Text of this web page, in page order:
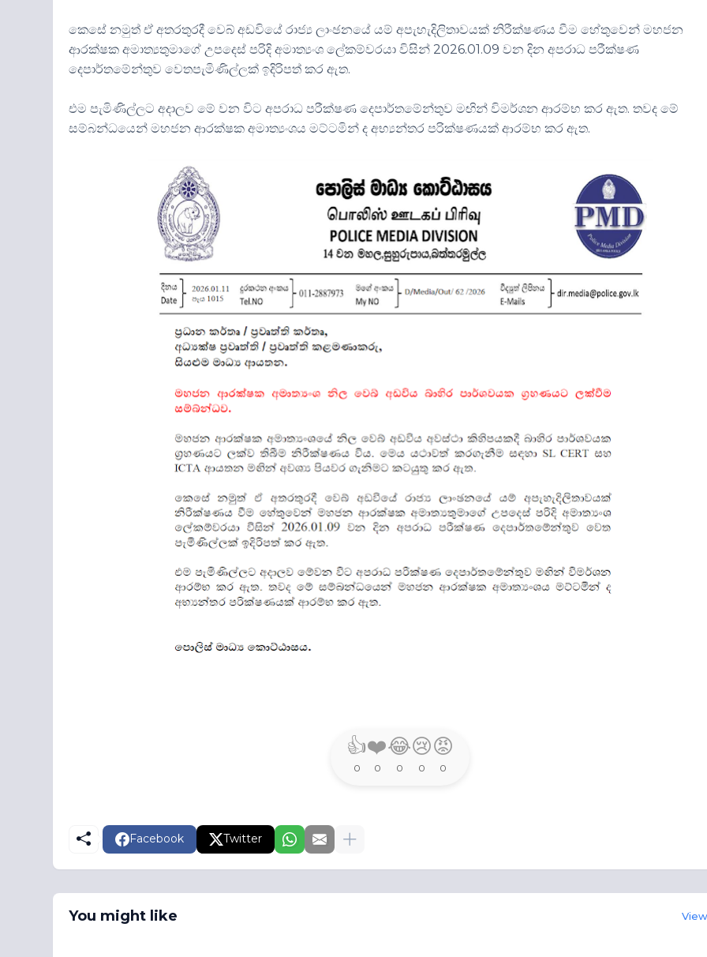
කෙසේ නමුත් ඒඅතරතුරදී වෙබ් අඩවියේ රාජ්‍ය ලාංඡනයේ යම්අපැහැදිලිතාවයක් නිරීක්ෂණය වීම හේතුවෙන් මහජන
ආරක්ෂකඅමාත්‍යතුමාගේ උපදෙස් පරිදි අමාත්‍යංශ ලේකම්වරයා විසින් 2026.01.09 වන දින අපරාධ පරීක්ෂණ
දෙපාර්‌තමේන්තුව වෙතපැමිණිල්ලක් ඉදිරිපත් කර ඇත.
එම පැමිණිල්ලටඅදාලව මේ වන විට අපරාධ පරීක්ෂණ දෙපාර්තමේන්තුව මඟින් විමර්ශන ආරම්භ කර ඇත. තවද මේ
සම්බන්ධයෙන් මහජන ආරක්ෂක අමාත්‍යංශය මට්ටමින් ද අභ්‍යන්තරපරික්ෂණයක් ආරම්භ කර ඇත.
👍
0
❤️
0
😂
0
😢
0
😡
0
Facebook Twitter
You might like